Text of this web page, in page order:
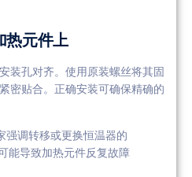
热元件上
装孔对齐。使用原装螺丝将其固
密贴合。正确安装可确保精确的
强调转移或更换恒温器的
能导致加热元件反复故障